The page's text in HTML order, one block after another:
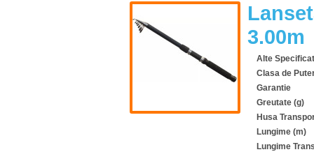
3.00m
Alte
Clasa de
Garantie
Greutate (g)
Husa
Lungime (m)
Lungime